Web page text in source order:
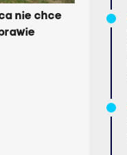
nie chce